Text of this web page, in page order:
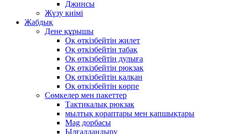
Джинсы
Жүзу киімі
Жабдық
Дене құрышы
Оқ өткізбейтін жилет
Оқ өткізбейтін табақ
Оқ өткізбейтін дулыға
Оқ өткізбейтін рюкзак
Оқ өткізбейтін қалқан
Оқ өткізбейтін көрпе
Сөмкелер мен пакеттер
Тактикалық рюкзак
мылтық қораптары мен қапшықтары
Mag дорбасы
Ылғалдандыру